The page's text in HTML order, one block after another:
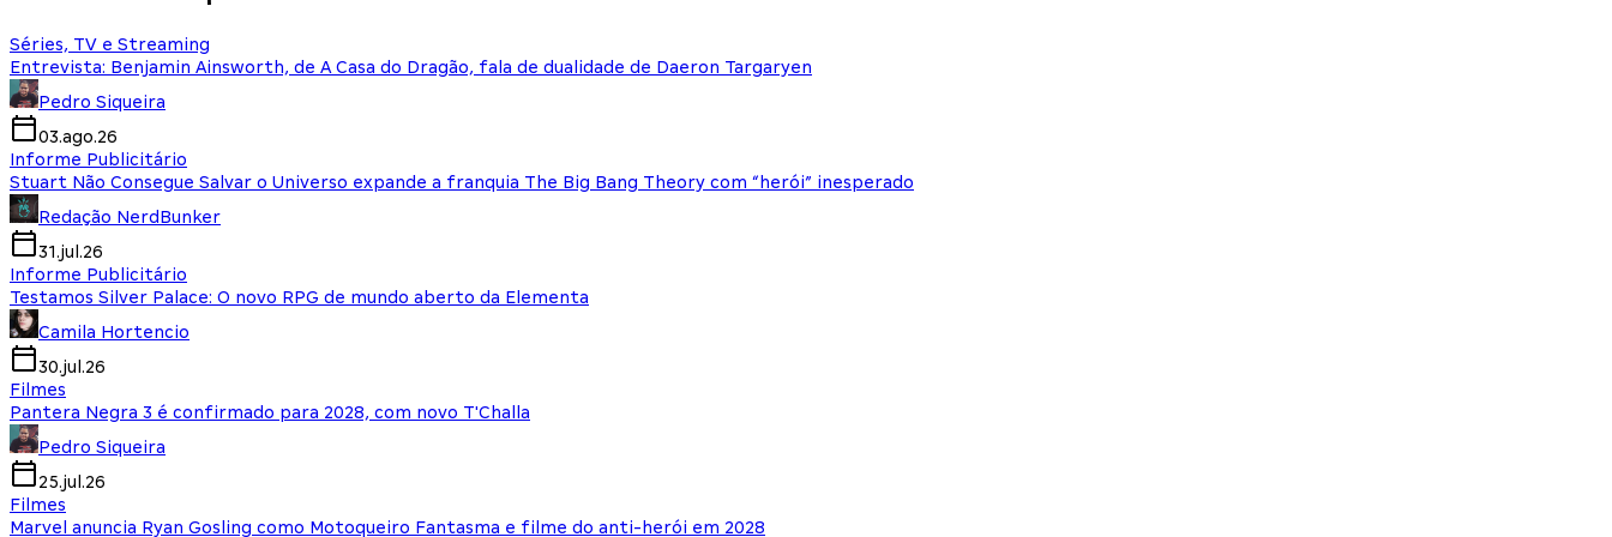
Séries, TV e Streaming
Entrevista: Benjamin Ainsworth, de A Casa do Dragão, fala de dualidade de Daeron Targaryen
Pedro Siqueira
03.ago.26
Informe Publicitário
Stuart Não Consegue Salvar o Universo expande a franquia The Big Bang Theory com “herói” inesperado
Redação NerdBunker
31.jul.26
Informe Publicitário
Testamos Silver Palace: O novo RPG de mundo aberto da Elementa
Camila Hortencio
30.jul.26
Filmes
Pantera Negra 3 é confirmado para 2028, com novo T'Challa
Pedro Siqueira
25.jul.26
Filmes
Marvel anuncia Ryan Gosling como Motoqueiro Fantasma e filme do anti-herói em 2028